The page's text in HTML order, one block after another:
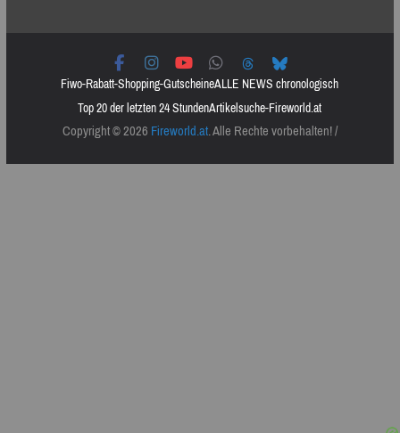
Fiwo-Rabatt-Shopping-GutscheineALLE NEWS chronologisch
Top 20 der letzten 24 StundenArtikelsuche-Fireworld.at
Copyright © 2026Fireworld.at. Alle Rechte vorbehalten! /